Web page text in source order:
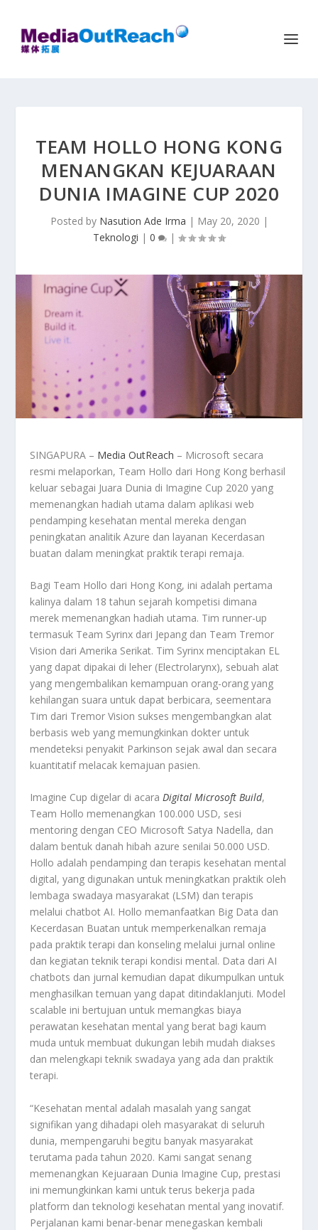
TEAM HOLLO HONG KONG
MENANGKAN KEJUARAAN
DUNIA IMAGINE CUP 2020
Posted by Nasution Ade Irma | May 20, 2020 |
Teknologi | 0 |
SINGAPURA – Media OutReach – Microsoft secara
resmi melaporkan, Team Hollo dari Hong Kong berhasil
keluar sebagai Juara Dunia di Imagine Cup 2020 yang
memenangkan hadiah utama dalam aplikasi web
pendamping kesehatan mental mereka dengan
peningkatan analitik Azure dan layanan Kecerdasan
buatan dalam meningkat praktik terapi remaja.
Bagi Team Hollo dari Hong Kong, ini adalah pertama
kalinya dalam 18 tahun sejarah kompetisi dimana
merek memenangkan hadiah utama. Tim runner-up
termasuk Team Syrinx dari Jepang dan Team Tremor
Vision dari Amerika Serikat. Tim Syrinx menciptakan EL
yang dapat dipakai di leher (Electrolarynx), sebuah alat
yang mengembalikan kemampuan orang-orang yang
kehilangan suara untuk dapat berbicara, seementara
Tim dari Tremor Vision sukses mengembangkan alat
berbasis web yang memungkinkan dokter untuk
mendeteksi penyakit Parkinson sejak awal dan secara
kuantitatif melacak kemajuan pasien.
Imagine Cup digelar di acaraDigital Microsoft Build,
Team Hollo memenangkan 100.000 USD, sesi
mentoring dengan CEO Microsoft Satya Nadella, dan
dalam bentuk danah hibah azure senilai 50.000 USD.
Hollo adalah pendamping dan terapis kesehatan mental
digital, yang digunakan untuk meningkatkan praktik oleh
lembaga swadaya masyarakat (LSM) dan terapis
melalui chatbot AI. Hollo memanfaatkan Big Data dan
Kecerdasan Buatan untuk memperkenalkan remaja
pada praktik terapi dan konseling melalui jurnal online
dan kegiatan teknik terapi kondisi mental. Data dari AI
chatbots dan jurnal kemudian dapat dikumpulkan untuk
menghasilkan temuan yang dapat ditindaklanjuti. Model
scalable ini bertujuan untuk memangkas biaya
perawatan kesehatan mental yang berat bagi kaum
muda untuk membuat dukungan lebih mudah diakses
dan melengkapi teknik swadaya yang ada dan praktik
terapi.
“Kesehatan mental adalah masalah yang sangat
signifikan yang dihadapi oleh masyarakat di seluruh
dunia, mempengaruhi begitu banyak masyarakat
terutama pada tahun 2020. Kami sangat senang
memenangkan Kejuaraan Dunia Imagine Cup, prestasi
ini memungkinkan kami untuk terus bekerja pada
platform dan teknologi kesehatan mental yang inovatif.
Perjalanan kami benar-benar menegaskan kembali